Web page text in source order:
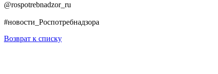
@rospotrebnadzor_ru
#новости_Роспотребнадзора
Возврат к списку